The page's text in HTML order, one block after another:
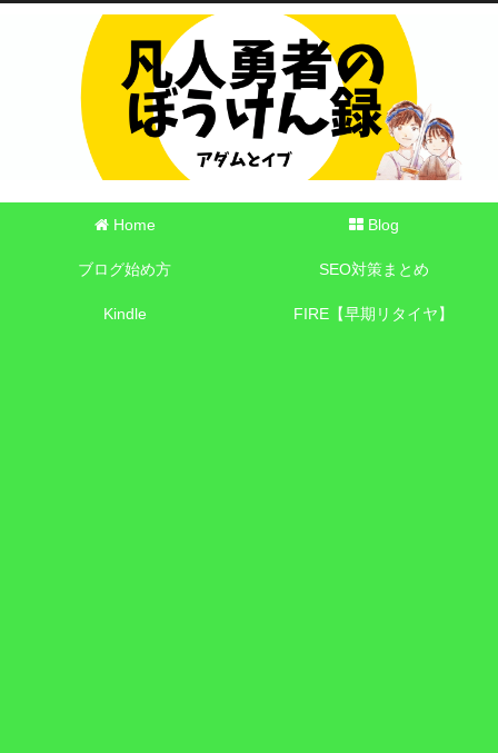
Home Blog
ブログ始め方 SEO対策まとめ
Kindle FIRE【早期リタイヤ】